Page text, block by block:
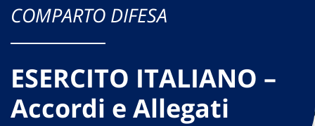
COMPARTO DIFESA
ESERCITO ITALIANO –
Accordi e Allegati